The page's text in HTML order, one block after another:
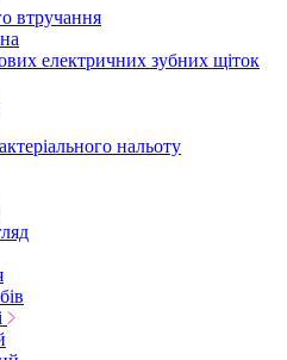
втручання
електричних зубних щіток
нальоту